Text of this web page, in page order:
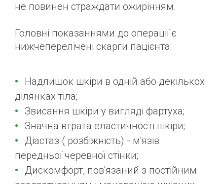
не повинен страждати ожирінням.
Головні показаннями до операції є
нижчеперелічені скарги пацієнта:
Надлишок шкіри в одній або декількох
ділянках тіла;
Звисання шкіри у вигляді фартуха;
Значна втрата еластичності шкіри;
Діастаз ( розбіжність) - м'язів
передньої черевної стінки;
Дискомфорт, пов'язаний з постійним